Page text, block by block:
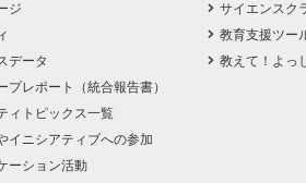
ジ
データ
プレポート（統合報告書）
ィトピックス一覧
イニシアティブへの参加
ーション活動
サイエンスク
教育支援ツー
教えて！よっ